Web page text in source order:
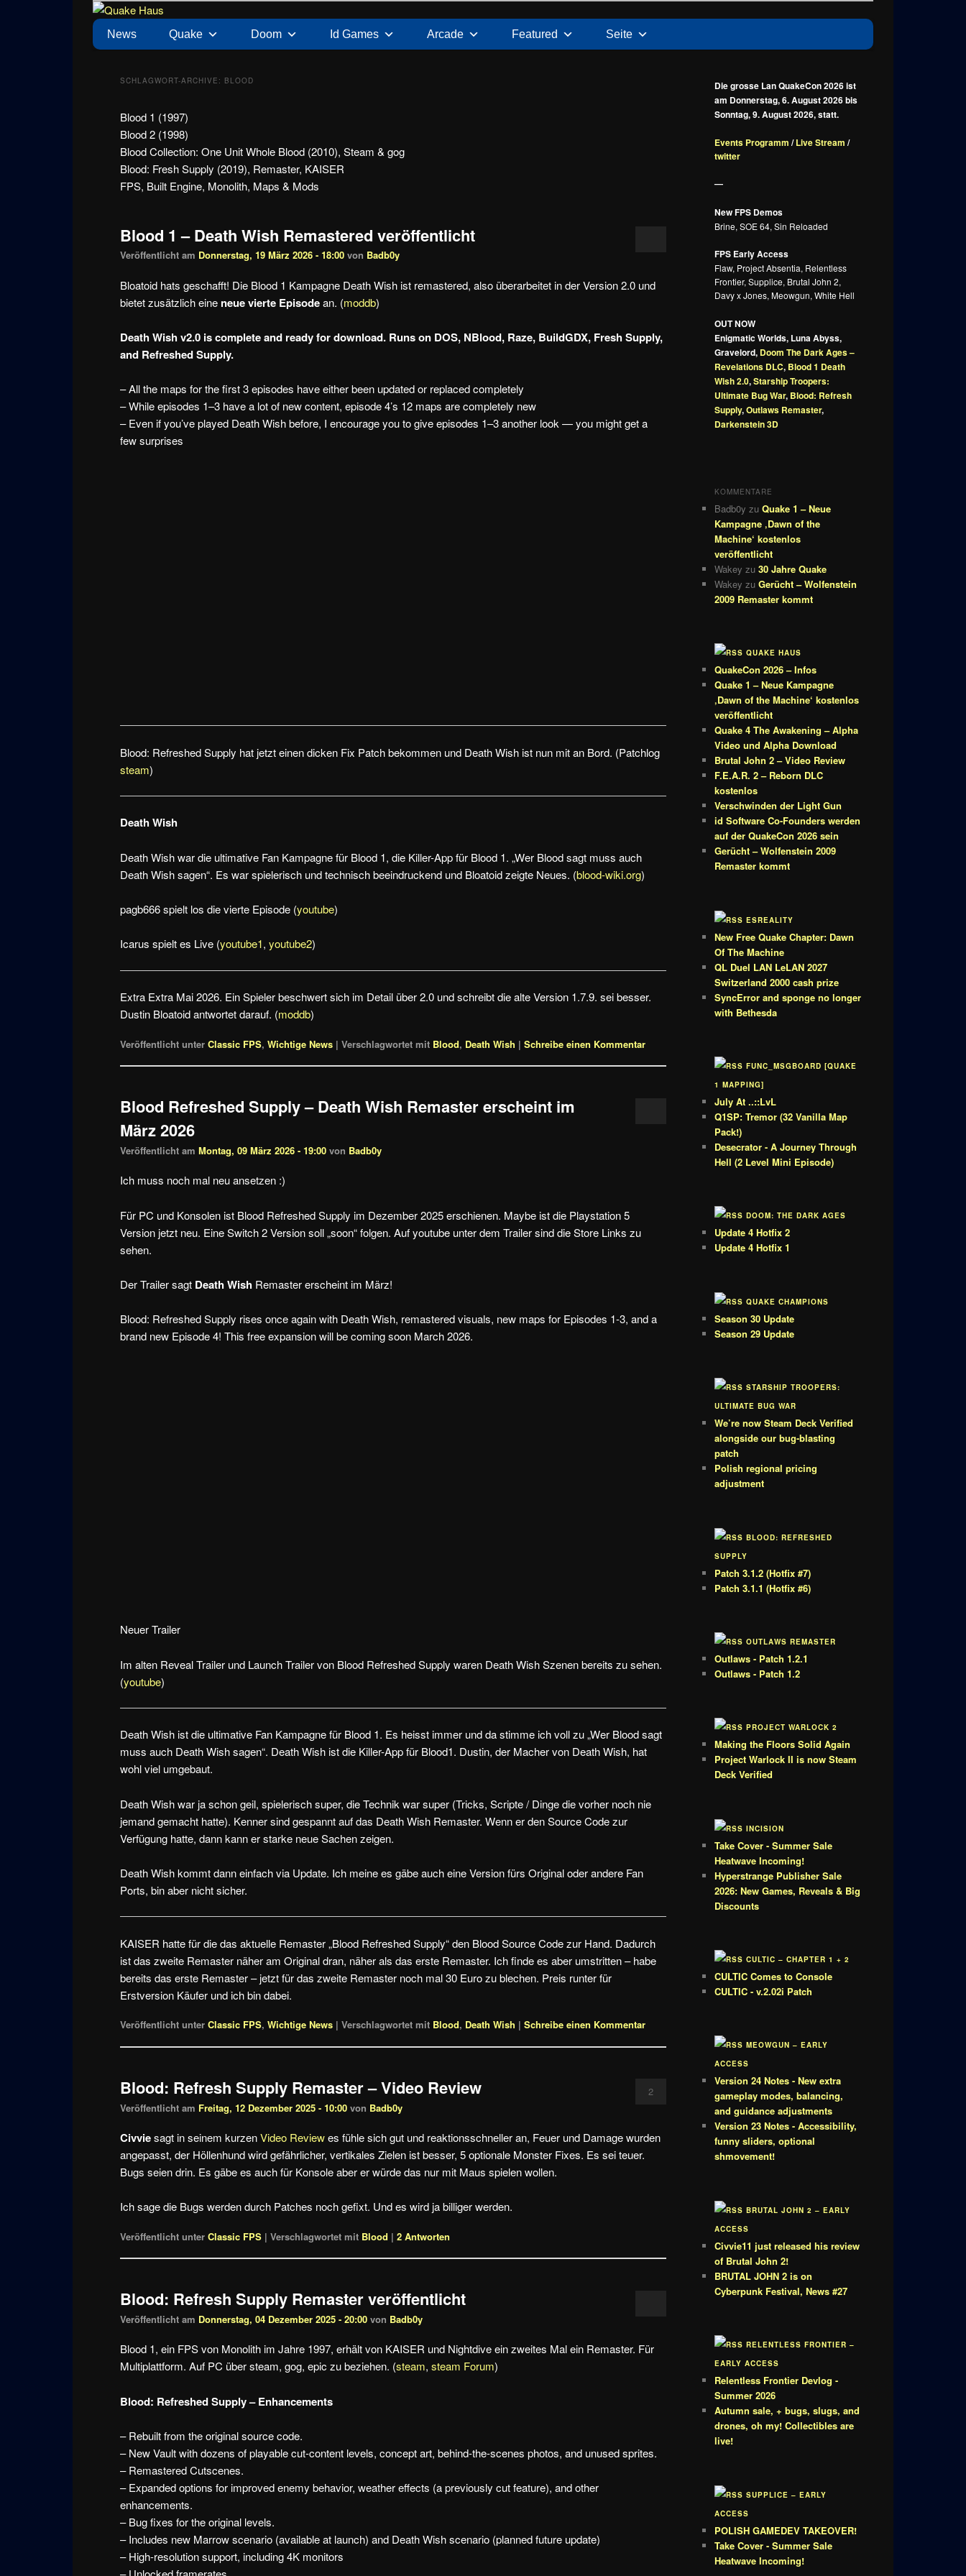
Quake Haus
News zu Quake, Doom, FPS, Arcade
Hauptmenü
News Quake Doom Id Games Arcade Featured Seite
SCHLAGWORT-ARCHIVE: BLOOD
Blood 1 (1997)
Blood 2 (1998)
Blood Collection: One Unit Whole Blood (2010), Steam & gog
Blood: Fresh Supply (2019), Remaster, KAISER
FPS, Built Engine, Monolith, Maps & Mods
Blood 1 – Death Wish Remastered veröffentlicht
Veröffentlicht am Donnerstag, 19 März 2026 - 18:00 von Badb0y
Bloatoid hats geschafft! Die Blood 1 Kampagne Death Wish ist remastered, also überarbeitet in der Version 2.0 und
bietet zusätzlich eine neue vierte Episodean. (moddb)
Death Wish v2.0 is complete and ready for download. Runs on DOS, NBlood, Raze, BuildGDX, Fresh Supply,
and Refreshed Supply.
– All the maps for the first 3 episodes have either been updated or replaced completely
– While episodes 1–3 have a lot of new content, episode 4’s 12 maps are completely new
– Even if you’ve played Death Wish before, I encourage you to give episodes 1–3 another look — you might get a
few surprises
Blood: Refreshed Supply hat jetzt einen dicken Fix Patch bekommen und Death Wish ist nun mit an Bord. (Patchlog
steam)
Death Wish
Death Wish war die ultimative Fan Kampagne für Blood 1, die Killer-App für Blood 1. „Wer Blood sagt muss auch
Death Wish sagen“. Es war spielerisch und technisch beeindruckend und Bloatoid zeigte Neues. (blood-wiki.org)
pagb666 spielt los die vierte Episode (youtube)
Icarus spielt es Live (youtube1,youtube2)
Extra Extra Mai 2026. Ein Spieler beschwert sich im Detail über 2.0 und schreibt die alte Version 1.7.9. sei besser.
Dustin Bloatoid antwortet darauf. (moddb)
Veröffentlicht unter Classic FPS,Wichtige News |Verschlagwortet mit Blood, Death Wish |Schreibe einen Kommentar
Blood Refreshed Supply – Death Wish Remaster erscheint im
März 2026
Veröffentlicht amMontag, 09 März 2026 - 19:00 von Badb0y
Ich muss noch mal neu ansetzen :)
Für PC und Konsolen ist Blood Refreshed Supply im Dezember 2025 erschienen. Maybe ist die Playstation 5
Version jetzt neu. Eine Switch 2 Version soll „soon“ folgen. Auf youtube unter dem Trailer sind die Store Links zu
sehen.
Der Trailer sagt Death Wish Remaster erscheint im März!
Blood: Refreshed Supply rises once again with Death Wish, remastered visuals, new maps for Episodes 1-3, and a
brand new Episode 4! This free expansion will be coming soon March 2026.
Neuer Trailer
Im alten Reveal Trailer und Launch Trailer von Blood Refreshed Supply waren Death Wish Szenen bereits zu sehen.
(youtube)
Death Wish ist die ultimative Fan Kampagne für Blood 1. Es heisst immer und da stimme ich voll zu „Wer Blood sagt
muss auch Death Wish sagen“. Death Wish ist die Killer-App für Blood1. Dustin, der Macher von Death Wish, hat
wohl viel umgebaut.
Death Wish war ja schon geil, spielerisch super, die Technik war super (Tricks, Scripte / Dinge die vorher noch nie
jemand gemacht hatte). Kenner sind gespannt auf das Death Wish Remaster. Wenn er den Source Code zur
Verfügung hatte, dann kann er starke neue Sachen zeigen.
Death Wish kommt dann einfach via Update. Ich meine es gäbe auch eine Version fürs Original oder andere Fan
Ports, bin aber nicht sicher.
KAISER hatte für die das aktuelle Remaster „Blood Refreshed Supply“ den Blood Source Code zur Hand. Dadurch
ist das zweite Remaster näher am Original dran, näher als das erste Remaster. Ich finde es aber umstritten – habe
bereits das erste Remaster – jetzt für das zweite Remaster noch mal 30 Euro zu blechen. Preis runter für
Erstversion Käufer und ich bin dabei.
Veröffentlicht unter Classic FPS,Wichtige News |Verschlagwortet mit Blood, Death Wish |Schreibe einen Kommentar
Blood: Refresh Supply Remaster – Video Review
Veröffentlicht am Freitag, 12 Dezember 2025 - 10:00 von Badb0y
2
Civviesagt in seinem kurzenVideo Reviewes fühle sich gut und reaktionsschneller an, Feuer und Damage wurden
angepasst, der Höllenhund wird gefährlicher, vertikales Zielen ist besser, 5 optionale Monster Fixes. Es sei teuer.
Bugs seien drin. Es gäbe es auch für Konsole aber er würde das nur mit Maus spielen wollen.
Ich sage die Bugs werden durch Patches noch gefixt. Und es wird ja billiger werden.
Veröffentlicht unter Classic FPS |Verschlagwortet mit Blood |2 Antworten
Blood: Refresh Supply Remaster veröffentlicht
Veröffentlicht am Donnerstag, 04 Dezember 2025 - 20:00 von Badb0y
Blood 1, ein FPS von Monolith im Jahre 1997, erhält von KAISER und Nightdive ein zweites Mal ein Remaster. Für
Multiplattform. Auf PC über steam, gog, epic zu beziehen. (steam,steam Forum)
Blood: Refreshed Supply – Enhancements
– Rebuilt from the original source code.
– New Vault with dozens of playable cut-content levels, concept art, behind-the-scenes photos, and unused sprites.
– Remastered Cutscenes.
– Expanded options for improved enemy behavior, weather effects (a previously cut feature), and other
enhancements.
– Bug fixes for the original levels.
– Includes new Marrow scenario (available at launch) and Death Wish scenario (planned future update)
– High-resolution support, including 4K monitors
Die grosse Lan QuakeCon 2026 ist
am Donnerstag, 6. August 2026 bis
Sonntag, 9. August 2026, statt.
Events Programm /Live Stream /
twitter
—
New FPS Demos
Brine, SOE 64, Sin Reloaded
FPS Early Access
Flaw, Project Absentia, Relentless
Frontier, Supplice, Brutal John 2,
Davy x Jones, Meowgun, White Hell
OUT NOW
Enigmatic Worlds, Luna Abyss,
Gravelord, Doom The Dark Ages –
Revelations DLC, Blood 1 Death
Wish 2.0,Starship Troopers:
Ultimate Bug War, Blood: Refresh
Supply,Outlaws Remaster,
Darkenstein 3D
KOMMENTARE
Badb0y zuQuake 1 – Neue
Kampagne ‚Dawn of the
Machine‘ kostenlos
veröffentlicht
Wakey zu30 Jahre Quake
Wakey zuGerücht – Wolfenstein
2009 Remaster kommt
QUAKE HAUS
QuakeCon 2026 – Infos
Quake 1 – Neue Kampagne
‚Dawn of the Machine‘ kostenlos
veröffentlicht
Quake 4 The Awakening – Alpha
Video und Alpha Download
Brutal John 2 – Video Review
F.E.A.R. 2 – Reborn DLC
kostenlos
Verschwinden der Light Gun
id Software Co-Founders werden
auf der QuakeCon 2026 sein
Gerücht – Wolfenstein 2009
Remaster kommt
ESREALITY
New Free Quake Chapter: Dawn
Of The Machine
QL Duel LAN LeLAN 2027
Switzerland 2000 cash prize
SyncError and sponge no longer
with Bethesda
FUNC_MSGBOARD [QUAKE
1 MAPPING]
July At ..::LvL
Q1SP: Tremor (32 Vanilla Map
Pack!)
Desecrator - A Journey Through
Hell (2 Level Mini Episode)
DOOM: THE DARK AGES
Update 4 Hotfix 2
Update 4 Hotfix 1
QUAKE CHAMPIONS
Season 30 Update
Season 29 Update
STARSHIP TROOPERS:
ULTIMATE BUG WAR
We’re now Steam Deck Verified
alongside our bug-blasting
patch
Polish regional pricing
adjustment
BLOOD: REFRESHED
SUPPLY
Patch 3.1.2 (Hotfix #7)
Patch 3.1.1 (Hotfix #6)
OUTLAWS REMASTER
Outlaws - Patch 1.2.1
Outlaws - Patch 1.2
PROJECT WARLOCK 2
Making the Floors Solid Again
Project Warlock II is now Steam
Deck Verified
INCISION
Take Cover - Summer Sale
Heatwave Incoming!
Hyperstrange Publisher Sale
2026: New Games, Reveals & Big
Discounts
CULTIC – CHAPTER 1 + 2
CULTIC Comes to Console
CULTIC - v.2.02i Patch
MEOWGUN – EARLY
ACCESS
Version 24 Notes - New extra
gameplay modes, balancing,
and guidance adjustments
Version 23 Notes - Accessibility,
funny sliders, optional
shmovement!
BRUTAL JOHN 2 – EARLY
ACCESS
Civvie11 just released his review
of Brutal John 2!
BRUTAL JOHN 2 is on
Cyberpunk Festival, News #27
RELENTLESS FRONTIER –
EARLY ACCESS
Relentless Frontier Devlog -
Summer 2026
Autumn sale, + bugs, slugs, and
drones, oh my! Collectibles are
live!
SUPPLICE – EARLY
ACCESS
POLISH GAMEDEV TAKEOVER!
Take Cover - Summer Sale
Heatwave Incoming!